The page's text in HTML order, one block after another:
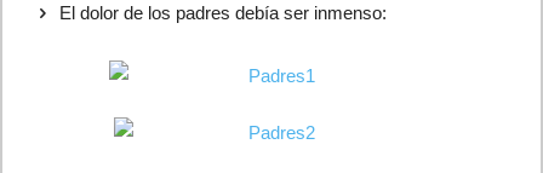
El dolor de los padres debía ser inmenso: